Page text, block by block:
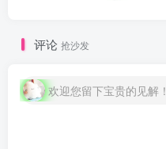
，...-
Yave520-专业
class="lazyload
fit-cover
评论 抢沙发
欢迎您留下宝贵的见解！